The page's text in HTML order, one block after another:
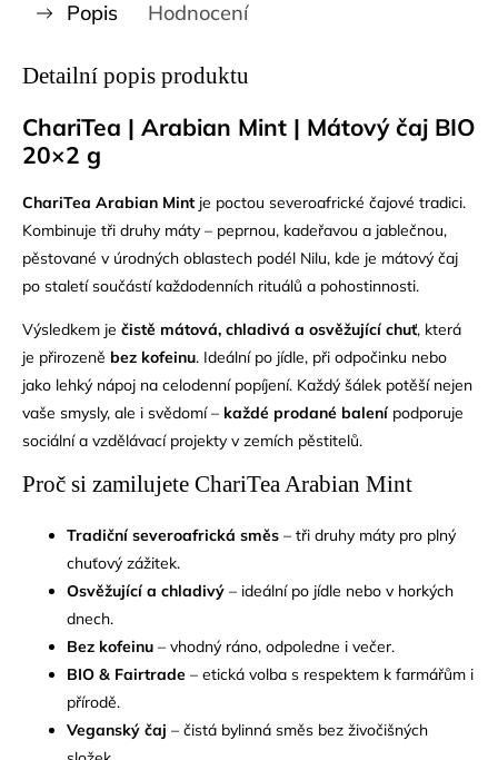
Popis Hodnocení
Detailní popis produktu
ChariTea | Arabian Mint | Mátový čaj BIO
20×2 g
ChariTea Arabian Mint je poctou severoafrické čajové tradici.
Kombinuje tři druhy máty – peprnou, kadeřavou a jablečnou,
pěstované v úrodných oblastech podél Nilu, kde je mátový čaj
po staletí součástí každodenních rituálů a pohostinnosti.
Výsledkem je čistě mátová, chladivá a osvěžující chuť, která
je přirozeně bez kofeinu. Ideální po jídle, při odpočinku nebo
jako lehký nápoj na celodenní popíjení. Každý šálek potěší nejen
vaše smysly, ale i svědomí – každé prodané balenípodporuje
sociální a vzdělávací projekty v zemích pěstitelů.
Proč si zamilujete ChariTea Arabian Mint
Tradiční severoafrická směs – tři druhy máty pro plný
chuťový zážitek.
Osvěžující a chladivý – ideální po jídle nebo v horkých
dnech.
Bez kofeinu – vhodný ráno, odpoledne i večer.
BIO & Fairtrade – etická volba s respektem k farmářům i
přírodě.
Veganský čaj – čistá bylinná směs bez živočišných